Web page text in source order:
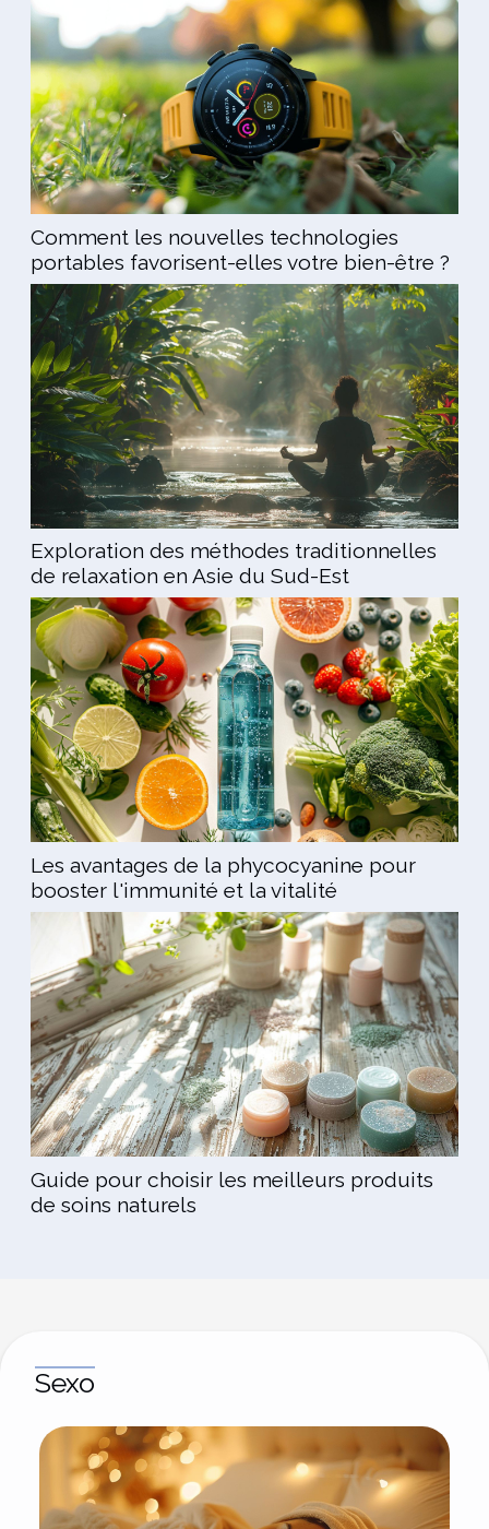
Comment les nouvelles technologies
portables favorisent-elles votre bien-être ?
Exploration des méthodes traditionnelles
de relaxation en Asie du Sud-Est
Les avantages de la phycocyanine pour
booster l'immunité et la vitalité
Guide pour choisir les meilleurs produits
de soins naturels
Sexo